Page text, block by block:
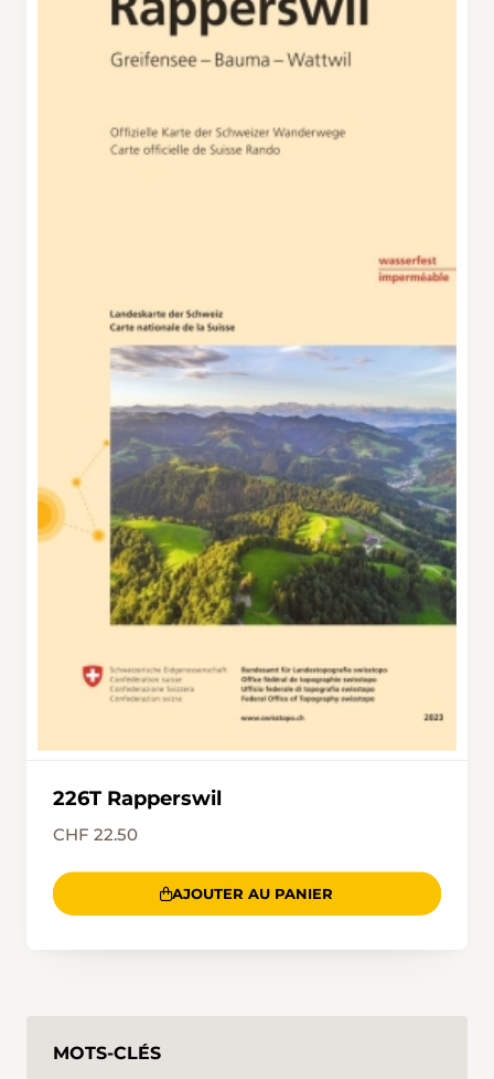
des vergers de cerisiers en fleurs. De l’autre
côté du lac, des sommets enneigés nous
saluent. Le bourdonnement des abeilles, qui
Zoug est la patrie des cerises. En 2006, l’idée
Patrimoine culinaire suisse. Nous voici bientôt
à Oberwil. La randonnée surplombe la voie
ferrée jusqu’à Räbmatt. Le chemin longe une
rivière et monte avec une pente agréable vers
la lisière de la forêt, jusqu’au Hasel. D’ici, le
chemin redescend vers une rivière, en franchit
une deuxième, puis monte au Hof Untertal. La
vue nous fait oublier son revêtement dur
jusqu’à Walchwil. On rejoint déjà les quartiers
récents de Walchwil, puis des chemins
secondaires qui mènent à la gare.
226T Rapperswil
CHF 22.50
AJOUTER AU PANIER
MOTS-CLÉS